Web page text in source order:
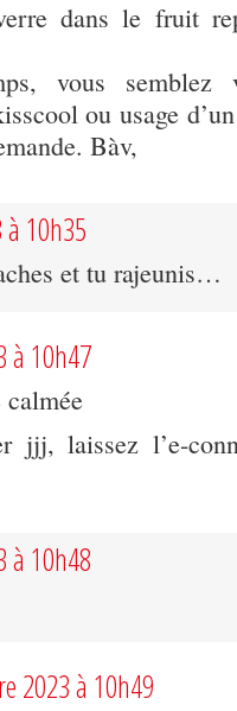
dans le fruit
vous semblez
ou usage
Bàv,
10h35
et tu rajeunis…
à 10h47
calmée
jjj, laissez l’e-
à 10h48
2023 à 10h49